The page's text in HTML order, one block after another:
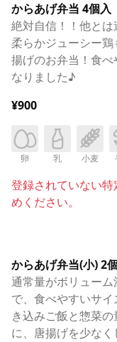
からあげ弁当 4個入
絶対自信！！他とは
柔らかジューシー
揚げのお弁当！食
なりました♪
¥900
卵 乳 小麦
登録されていない
めください。
からあげ弁当(小) 2
通常量がボリュー
で、食べやすいサ
き込みご飯と惣菜の
に、唐揚げを少なく